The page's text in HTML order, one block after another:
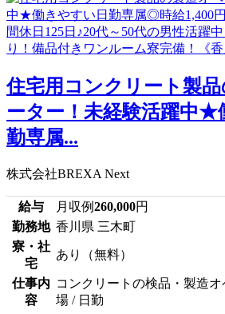
住宅用コンクリート製
ーター！未経験活躍中★
勤専属...
株式会社BREXA Next
給与 月収例260,000円
勤務地 香川県 三木町
寮・社
宅
あり（無料）
仕事内
容
コンクリートの検品・製造
場 / 日勤